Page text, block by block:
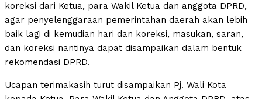
koreksi dari Ketua, para Wakil Ketua dan anggota DPRD,
agar penyelenggaraan pemerintahan daerah akan lebih
baik lagi di kemudian hari dan koreksi, masukan, saran,
dan koreksi nantinya dapat disampaikan dalam bentuk
rekomendasi DPRD.
Ucapan terimakasih turut disampaikan Pj. Wali Kota